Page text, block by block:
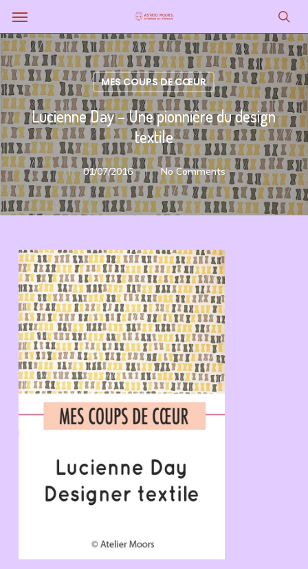
Skip
main
content
Menu
MES COUPS DE CŒUR
Lucienne Day – Une pionnière du design
textile
01/07/2016 No Comments